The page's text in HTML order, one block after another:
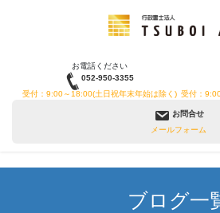
お電話ください
052-950-3355
受付：9:00～18:00(土日祝年末年始は除く) 受付：
お問合せ
メールフォーム
ブログ一